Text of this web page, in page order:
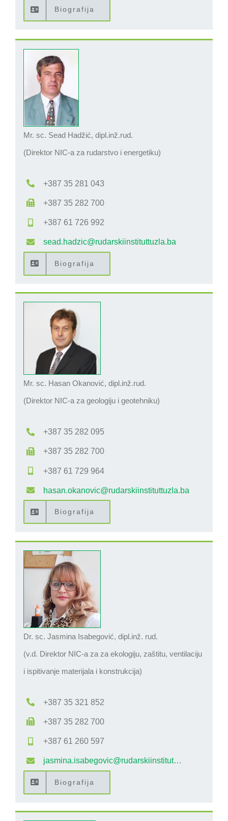
Biografija
Mr. sc. Sead Hadžić, dipl.inž.rud.
(Direktor NIC-a za rudarstvo i energetiku)
+387 35 281 043
+387 35 282 700
+387 61 726 992
sead.hadzic@rudarskiinstituttuzla.ba
Biografija
Mr. sc. Hasan Okanović, dipl.inž.rud.
(Direktor NIC-a za geologiju i geotehniku)
+387 35 282 095
+387 35 282 700
+387 61 729 964
hasan.okanovic@rudarskiinstituttuzla.ba
Biografija
Dr. sc. Jasmina Isabegović, dipl.inž. rud.
(v.d. Direktor NIC-a za za ekologiju, zaštitu, ventilaciju
i ispitivanje materijala i konstrukcija)
+387 35 321 852
+387 35 282 700
+387 61 260 597
jasmina.isabegovic@rudarskiinstitut…
Biografija